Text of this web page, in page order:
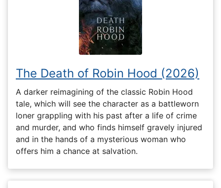
The Death of Robin Hood (2026)
A darker reimagining of the classic Robin Hood
tale, which will see the character as a battleworn
loner grappling with his past after a life of crime
and murder, and who finds himself gravely injured
and in the hands of a mysterious woman who
offers him a chance at salvation.